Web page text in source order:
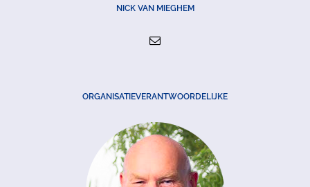
NICK VAN MIEGHEM
ORGANISATIEVERANTWOORDELIJKE